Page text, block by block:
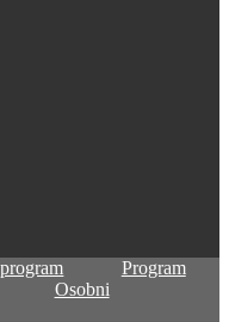
Program
Osobni